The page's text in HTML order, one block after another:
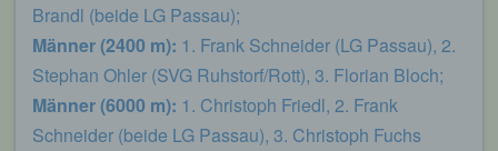
Brandl (beide LG Passau);
Männer (2400 m): 1. Frank Schneider (LG Passau), 2.
Stephan Ohler (SVG Ruhstorf/Rott), 3. Florian Bloch;
Männer (6000 m): 1. Christoph Friedl, 2. Frank
Schneider (beide LG Passau), 3. Christoph Fuchs
die vom Internet-Service-Provider (ISP) der
betroffenen Person vergebene IP-Adresse, das
Datum sowie die Uhrzeit der Registrierung
gespeichert. Die Speicherung dieser Daten erfolgt
vor dem Hintergrund, dass nur so der Missbrauch
unserer Dienste verhindert werden kann, und
diese Daten im Bedarfsfall ermöglichen,